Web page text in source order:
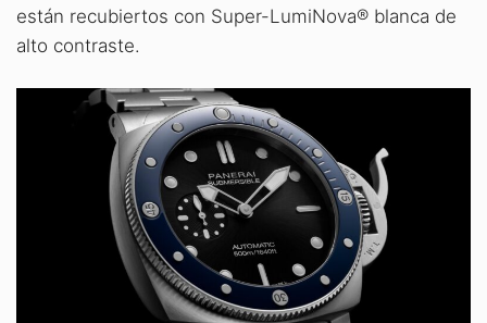
están recubiertos con Super-LumiNova® blanca de
alto contraste.